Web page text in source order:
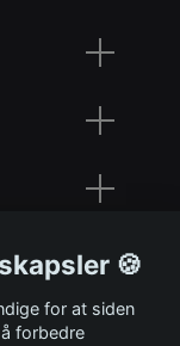
🍪
for at siden
forbedre